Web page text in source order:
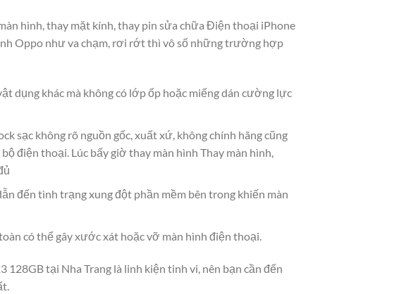
hình, thay mặt kính, thay pin sửa chữa Điện thoại iPhone
Oppo như va chạm, rơi rớt thì vô số những trường hợp
dụng khác mà không có lớp ốp hoặc miếng dán cường lực
sạc không rõ nguồn gốc, xuất xứ, không chính hãng cũng
điện thoại. Lúc bấy giờ thay màn hình Thay màn hình,
đến tình trạng xung đột phần mềm bên trong khiến màn
có thể gây xước xát hoặc vỡ màn hình điện thoại.
tại Nha Trang là linh kiện tinh vi, nên bạn cần đến